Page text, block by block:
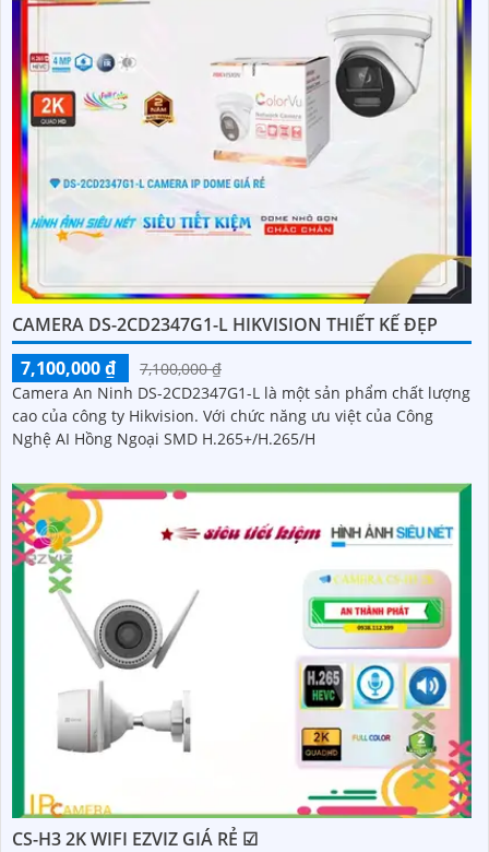
CAMERA DS-2CD2347G1-L HIKVISION THIẾT KẾ ĐẸP
7,100,000 ₫
7,100,000 ₫
Camera An Ninh DS-2CD2347G1-L là một sản phẩm chất lượng
cao của công ty Hikvision. Với chức năng ưu việt của Công
Nghệ AI Hồng Ngoại SMD H.265+/H.265/H
CS-H3 2K WIFI EZVIZ GIÁ RẺ ☑